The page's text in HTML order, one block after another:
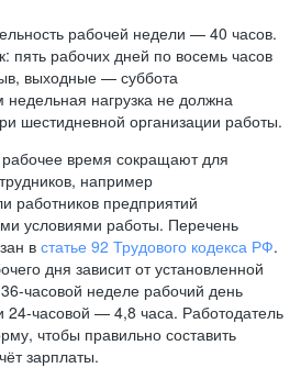
рабочей недели — 40 часов.
пять рабочих дней по восемь часов
выходные — суббота
недельная нагрузка не должна
шестидневной организации работы.
время сокращают для
например
работников предприятий
условиями работы. Перечень
в статье 92 Трудового кодекса РФ.
дня зависит от установленной
36-часовой неделе рабочий день
24-часовой — 4,8 часа. Работодатель
чтобы правильно составить
зарплаты.